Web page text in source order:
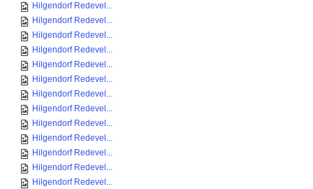
Hilgendorf Redevel...
Hilgendorf Redevel...
Hilgendorf Redevel...
Hilgendorf Redevel...
Hilgendorf Redevel...
Hilgendorf Redevel...
Hilgendorf Redevel...
Hilgendorf Redevel...
Hilgendorf Redevel...
Hilgendorf Redevel...
Hilgendorf Redevel...
Hilgendorf Redevel...
Hilgendorf Redevel...